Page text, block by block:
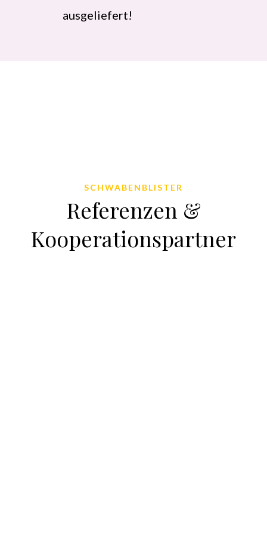
ausgeliefert!
SCHWABENBLISTER
Referenzen &
Kooperationspartner